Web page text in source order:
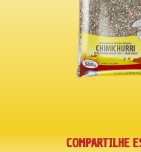
COMPARTILHE